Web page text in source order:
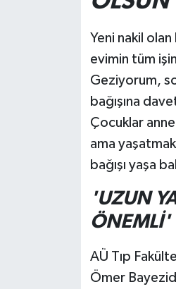
Yeni nakil
evimin tüm
Geziyorum,
bağışına
Çocuklar anne
ama
bağışı yaşa
'UZUN
ÖNEMLİ'
AÜ Tıp
Ömer